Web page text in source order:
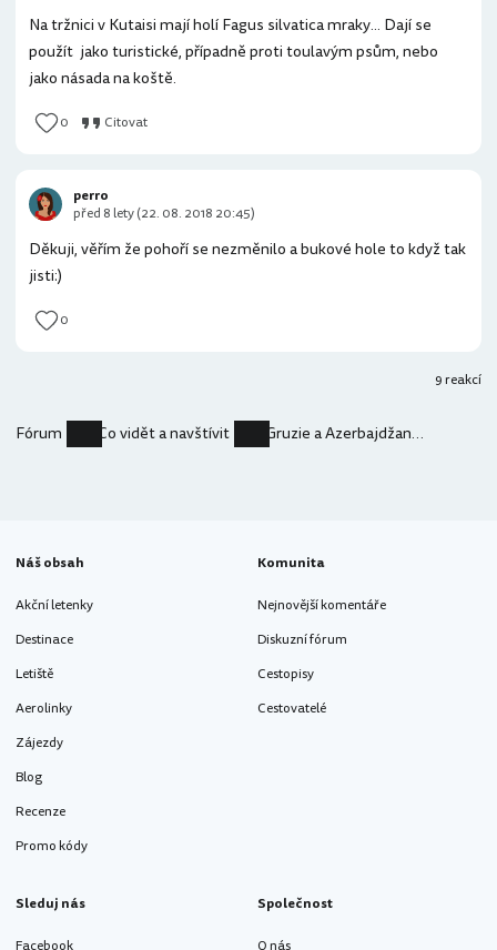
Na tržnici v Kutaisi mají holí Fagus silvatica mraky... Dají se
použít jako turistické, případně proti toulavým psům, nebo
jako násada na koště.
0 Citovat
Děkuji, věřím že pohoří se nezměnilo a bukové hole to když tak
jisti:)
0
perro
před 8 lety (22. 08. 2018 20:45)
9 reakcí
Fórum Co vidět a navštívit Gruzie a Azerbajdžan se zastávkou v Sofii
Náš obsah
Akční letenky
Destinace
Letiště
Aerolinky
Zájezdy
Blog
Recenze
Promo kódy
Komunita
Nejnovější komentáře
Diskuzní fórum
Cestopisy
Cestovatelé
Sleduj nás
Facebook
Společnost
O nás